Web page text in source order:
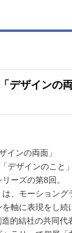
デザイン
インの両面」
デザインのこと
ーズの第8回。
、モーショング
軸に表現をし続
的結社の共同代